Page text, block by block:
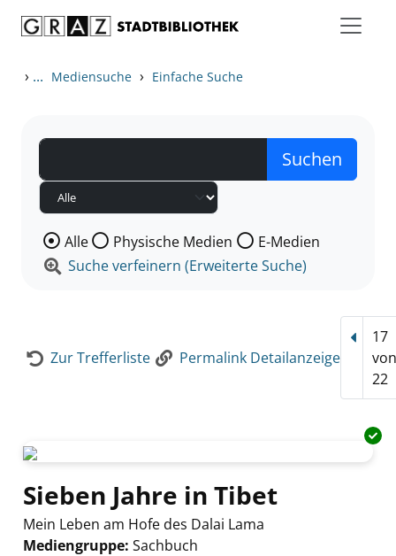
› ... Mediensuche › Einfache Suche
Wählen Sie die Medienart nach der Sie suchen wollen.
Alle Physische Medien
E-Medien
Suche verfeinern (Erweiterte Suche)
Zur Trefferliste Permalink Detailanzeige
17
von
22
Sieben Jahre in Tibet
Mein Leben am Hofe des Dalai Lama
Mediengruppe: Sachbuch